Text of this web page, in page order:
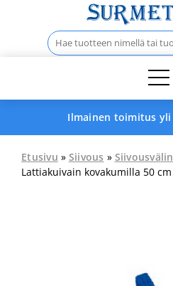
Haku:
Ilmainen toimitus
Etusivu » Siivous »
Lattiakuivain kovakumilla 50 cm